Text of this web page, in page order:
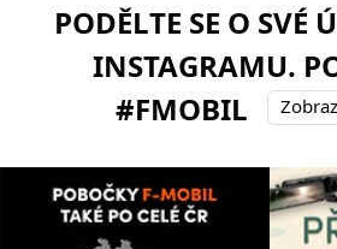
PODĚLTE SE O SVÉ
INSTAGRAMU.
#FMOBIL